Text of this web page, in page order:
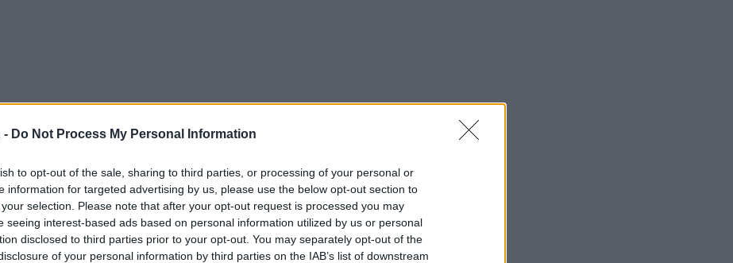
- Do Not Process My Personal Information
to opt-out of the sale, sharing to third parties, or processing of your personal or
information for targeted advertising by us, please use the below opt-out section to
selection. Please note that after your opt-out request is processed you may
seeing interest-based ads based on personal information utilized by us or personal
disclosed to third parties prior to your opt-out. You may separately opt-out of the
of your personal information by third parties on the IAB’s list of downstream